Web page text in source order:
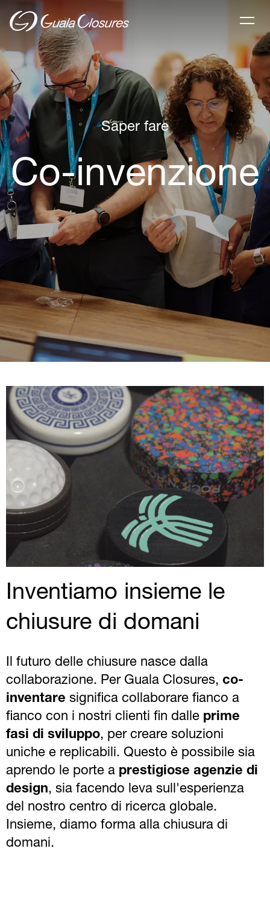
Saper fare
Co-invenzione
Inventiamo insieme le
chiusure di domani
Il futuro delle chiusure nasce dalla
collaborazione. Per Guala Closures, co-
inventare significa collaborare fianco a
fianco con i nostri clienti fin dalle prime
fasi di sviluppo, per creare soluzioni
uniche e replicabili. Questo è possibile sia
aprendo le porte a prestigiose agenzie di
design, sia facendo leva sull'esperienza
del nostro centro di ricerca globale.
Insieme, diamo forma alla chiusura di
domani.